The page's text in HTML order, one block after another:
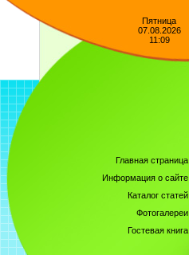
Пятница
07.08.2026
11:09
Главная страница
Информация о сайте
Каталог статей
Фотогалереи
Гостевая книга